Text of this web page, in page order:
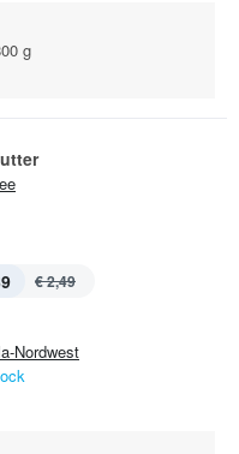
g
€ 2,49
Nordwest